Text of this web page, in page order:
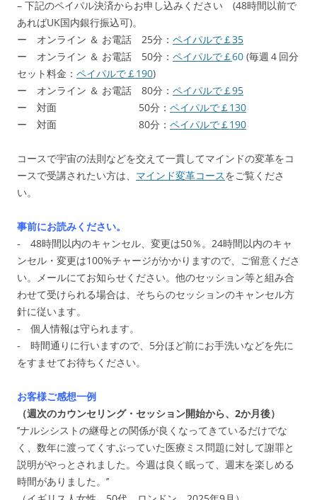
– 下記のペイパル決済からお申し込みください (48時間以前で
あればUK国内銀行振込可)。
ー オンライン ＆ お電話 25分： ペイパルで￡35
ー オンライン ＆ お電話 50分： ペイパルで￡60 (毎週４回分
セット料金： ペイパルで￡190)
ー オンライン ＆ お電話 80分： ペイパルで￡95
ー 対面 50分： ペイパルで￡130
ー 対面 80分： ペイパルで￡190
コースで宇宙の法則などを交えて一貫してマインドの変革をコ
ースで受講されたい方は、 マインド変革コースをご覧くださ
い。
事前にお読みください。
‐ 48時間以内のキャンセル、変更は50％。24時間以内のキャ
ンセル・変更は100%チャージがかかりますので、ご留意くださ
い。メールにてお知らせください。他のセッション等と組み合
わせて受けられる場合は、そちらのセッションのキャンセル方
針に従います。
‐ 個人情報は守られます。
- 時間通りに行いますので、5分ほど前にお手洗いなどを先に
をすませてお待ちください。
お客様ご感想一例
（週次のカウンセリング・セッション開始から、2か月後）
’’ナルシシストの継母との関係が良くなってきているだけでな
く、数年に渡ってくすぶっていた医療ミス問題に対して謝罪と
説明がやっとされました。今週は良く眠って、週末を楽しめる
時間がありました。’’